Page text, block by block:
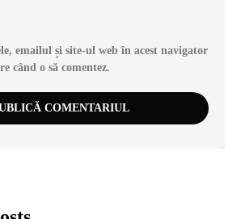
emailul și site-ul web în acest navigator
când o să comentez.